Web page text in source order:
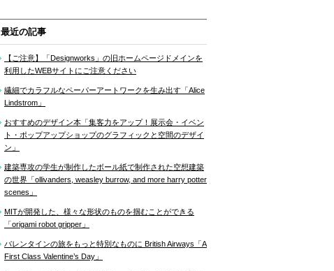
最近の記事
【ご注意】「Designworks」の旧ホームページドメインを
利用したWEBサイトにご注意ください
繊細でカラフルなペーパーアートワークを生み出す「Alice
Lindstrom」
おすすめのデザイン本「集客力をアップ！展示会・イベン
ト・ポップアップショップのグラフィックと空間のデザイ
ン」
建築専攻の学生が制作したボール紙で制作された空想建築
の世界「ollivanders, weasley burrow, and more harry potter
scenes」
MITが開発した、様々な形状のものを掴むことができる
「origami robot gripper」
バレンタインの旅をもっと特別なものに British Airways「A
First Class Valentine’s Day」